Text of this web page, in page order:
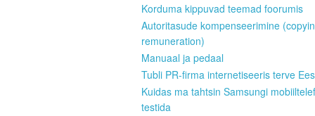
Korduma kippuvad teemad foorumis
Autoritasude kompenseerimine
remuneration)
Manuaal ja pedaal
Tubli PR-firma internetiseeris terve
Kuidas ma tahtsin Samsungi
testida